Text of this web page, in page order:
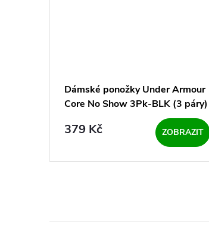
Dámské ponožky Under Armour
Core No Show 3Pk-BLK (3 páry)
379 Kč ZOBRAZIT